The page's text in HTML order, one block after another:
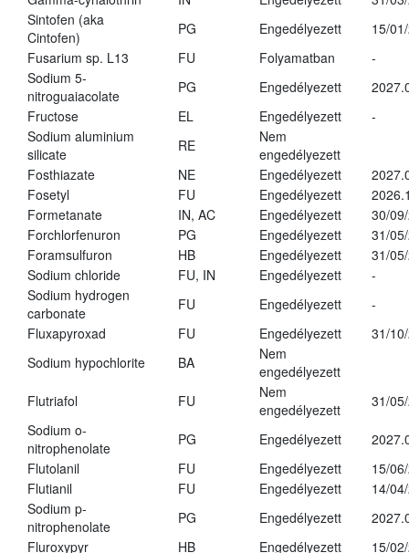
Sintofen (aka
Cintofen)
PG Engedélyezett
15/
Fusarium sp. L13
FU Folyamatban
-
Sodium 5-
nitroguaiacolate
PG Engedélyezett
Fructose
EL Engedélyezett
-
Sodium aluminium
silicate
RE
Nem
engedélyezett
Fosthiazate
NE Engedélyezett
Fosetyl
FU Engedélyezett
Formetanate
IN, AC Engedélyezett
30/
Forchlorfenuron
PG Engedélyezett
31/
Foramsulfuron
HB Engedélyezett
31/
Sodium chloride
FU, IN Engedélyezett
-
Sodium hydrogen
carbonate
FU Engedélyezett
-
Fluxapyroxad
FU Engedélyezett
31/
Sodium hypochlorite
BA
Nem
engedélyezett
Flutriafol
FU
Nem
engedélyezett
31/
Sodium o-
nitrophenolate
PG Engedélyezett
Flutolanil
FU Engedélyezett
15/
Flutianil
FU Engedélyezett
14/
Sodium p-
nitrophenolate
PG Engedélyezett
Fluroxypyr
HB Engedélyezett
15/